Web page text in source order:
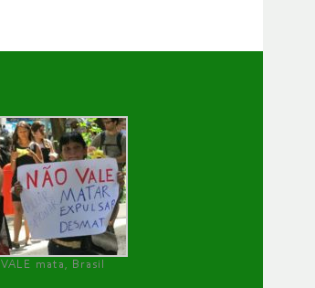
VALE mata, Brasil